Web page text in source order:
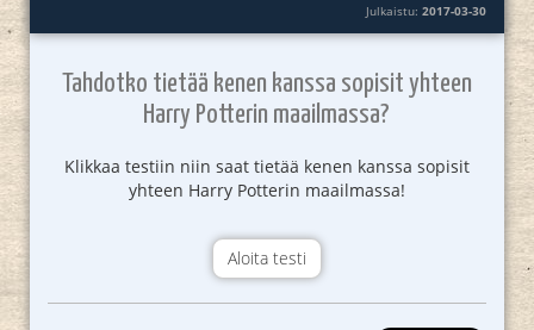
Julkaistu:2017-03-30
Tahdotko tietää kenen kanssa sopisit yhteen
Harry Potterin maailmassa?
Klikkaa testiin niin saat tietää kenen kanssa sopisit
yhteen Harry Potterin maailmassa!
Aloita testi